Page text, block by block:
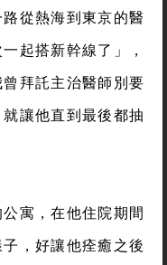
從熱海到東京的醫
起搭新幹線了」，
拜託主治醫師別要
讓他直到最後都抽
寓，在他住院期間
，好讓他痊癒之後